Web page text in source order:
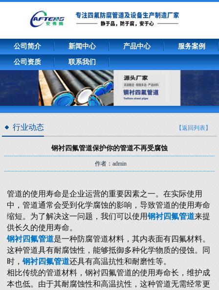
公司简介 新闻中心 产品中心 服务案例
公司资质 联系我们
行业动态 【返回列表】
钢衬四氟管道保护你的管道不再受腐蚀
作者：admin
管道的使用寿命是企业运营的重要因素之一。在实际使用
中，管道通常会受到化学腐蚀的影响，导致管道的使用寿命
缩短。为了解决这一问题，我们可以使用钢衬四氟管道来提
供长久的使用寿命。
钢衬四氟管道是一种防腐管道材料，其内表面有四氟材料。
这种管道具有耐腐蚀性，能够抵御多种化学物质的侵蚀。同
时，钢衬四氟管道还具有高温抗性和耐磨性等。
相比传统的管道材料，钢衬四氟管道的使用寿命长，维护成
本也低。由于其耐腐蚀性和高温抗性，这种管道无需经常更